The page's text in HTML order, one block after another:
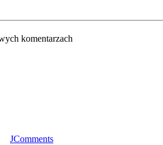
komentarzach
JComments